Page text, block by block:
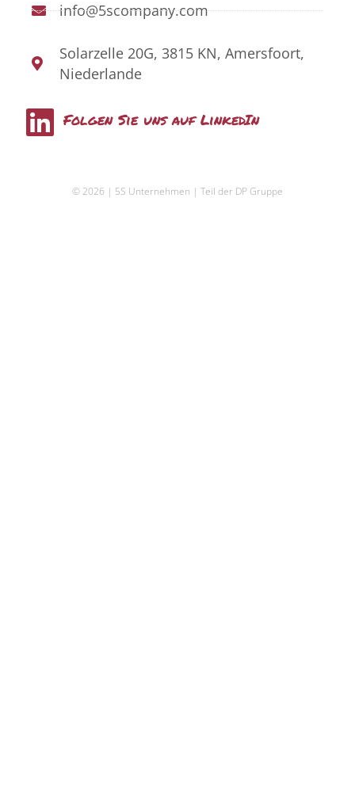
info@5scompany.com
Solarzelle 20G, 3815 KN, Amersfoort,
Niederlande
L
i
Folgen Sie uns auf LinkedIn
© 2026 | 5S Unternehmen | Teil der DP Gruppe